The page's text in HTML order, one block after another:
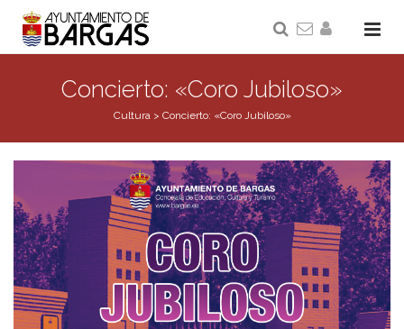
Concierto: «Coro Jubiloso»
Cultura> Concierto: «Coro Jubiloso»